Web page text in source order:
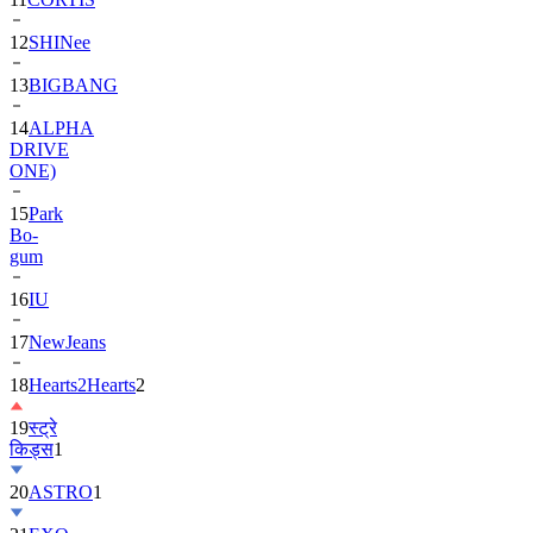
12SHINee
13BIGBANG
14ALPHA
DRIVE
ONE)
15Park
Bo-
gum
16IU
17NewJeans
18Hearts2Hearts2
19स्ट्रे
किड्स1
20ASTRO1